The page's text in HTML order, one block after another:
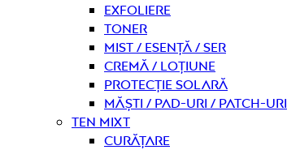
Exfoliere
Toner
Mist / Esență / Ser
Cremă / Loțiune
Protecție solară
Măști / Pad-uri / Patch-uri
Ten mixt
curățare